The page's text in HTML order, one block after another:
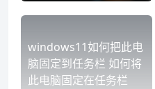
windows11如何把此电
脑固定到任务栏 如何将
此电脑固定在任务栏